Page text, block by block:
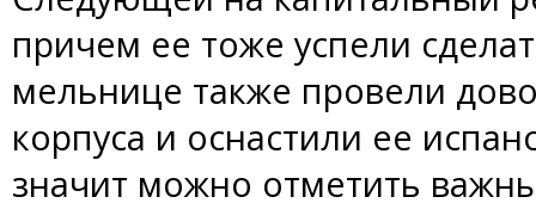
причем ее тоже успели
мельнице также провели
корпуса и оснастили ее
значит можно отметить